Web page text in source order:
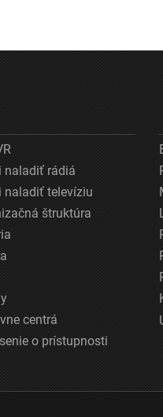
naladiť rádiá
naladiť televíziu
štruktúra
centrá
o prístupnosti